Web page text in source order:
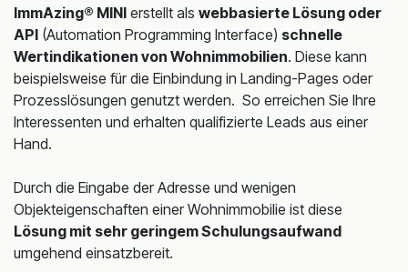
ImmAzing® MINI erstellt als webbasierte Lösung oder
API (Automation Programming Interface) schnelle
Wertindikationen von Wohnimmobilien. Diese kann
beispielsweise für die Einbindung in Landing-Pages oder
Prozesslösungen genutzt werden. So erreichen Sie Ihre
Interessenten und erhalten qualifizierte Leads aus einer
Hand.
Durch die Eingabe der Adresse und wenigen
Objekteigenschaften einer Wohnimmobilie ist diese
Lösung mit sehr geringem Schulungsaufwand
umgehend einsatzbereit.